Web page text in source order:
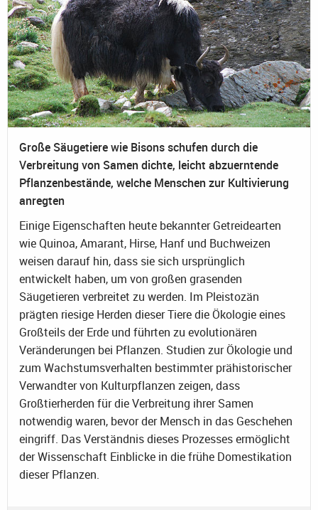
Große Säugetiere wie Bisons schufen durch die
Verbreitung von Samen dichte, leicht abzuerntende
Pflanzenbestände, welche Menschen zur Kultivierung
anregten
Einige Eigenschaften heute bekannter Getreidearten
wie Quinoa, Amarant, Hirse, Hanf und Buchweizen
weisen darauf hin, dass sie sich ursprünglich
entwickelt haben, um von großen grasenden
Säugetieren verbreitet zu werden. Im Pleistozän
prägten riesige Herden dieser Tiere die Ökologie eines
Großteils der Erde und führten zu evolutionären
Veränderungen bei Pflanzen. Studien zur Ökologie und
zum Wachstumsverhalten bestimmter prähistorischer
Verwandter von Kulturpflanzen zeigen, dass
Großtierherden für die Verbreitung ihrer Samen
notwendig waren, bevor der Mensch in das Geschehen
eingriff. Das Verständnis dieses Prozesses ermöglicht
der Wissenschaft Einblicke in die frühe Domestikation
dieser Pflanzen.